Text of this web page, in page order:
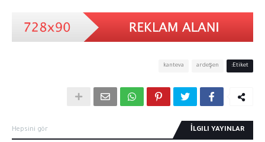
Etiket:
ardeşen
kanteva
İLGILI YAYINLAR
Hepsini gör